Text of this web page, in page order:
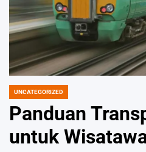
POSTED
UNCATEGORIZED
Panduan
untuk